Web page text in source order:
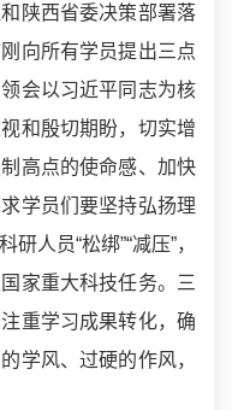
陕西省委决策部署落
向所有学员提出三点
会以习近平同志为核
和殷切期盼，切实增
高点的使命感、加快
学员们要坚持弘扬理
人员“松绑”“减压”，
家重大科技任务。三
重学习成果转化，确
学风、过硬的作风，